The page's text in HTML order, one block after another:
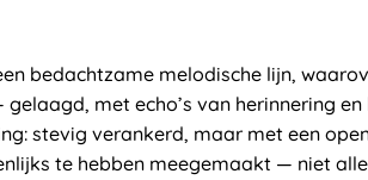
bedachtzame melodische lijn,
met echo’s van herinnering
stevig verankerd, maar met een
te hebben meegemaakt — niet